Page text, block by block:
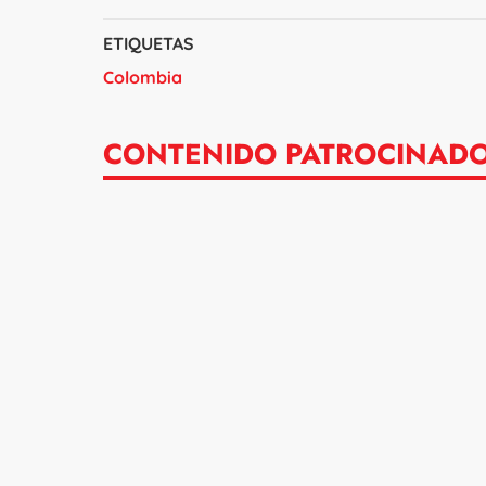
ETIQUETAS
Colombia
CONTENIDO